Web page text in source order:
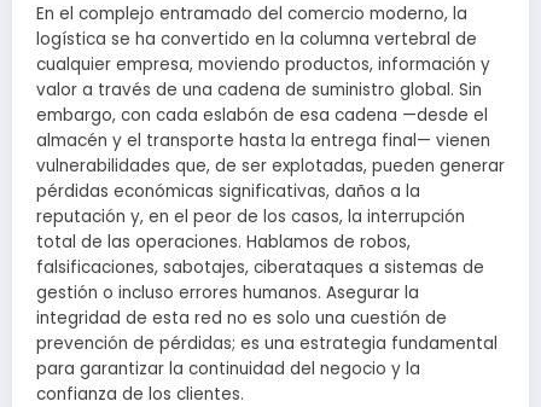
En el complejo entramado del comercio moderno, la
logística se ha convertido en la columna vertebral de
cualquier empresa, moviendo productos, información y
valor a través de una cadena de suministro global. Sin
embargo, con cada eslabón de esa cadena —desde el
almacén y el transporte hasta la entrega final— vienen
vulnerabilidades que, de ser explotadas, pueden generar
pérdidas económicas significativas, daños a la
reputación y, en el peor de los casos, la interrupción
total de las operaciones. Hablamos de robos,
falsificaciones, sabotajes, ciberataques a sistemas de
gestión o incluso errores humanos. Asegurar la
integridad de esta red no es solo una cuestión de
prevención de pérdidas; es una estrategia fundamental
para garantizar la continuidad del negocio y la
confianza de los clientes.